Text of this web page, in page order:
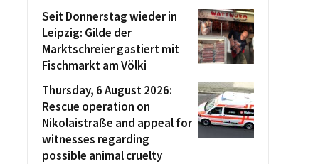
Seit Donnerstag wieder in
Leipzig: Gilde der
Marktschreier gastiert mit
Fischmarkt am Völki
Thursday, 6 August 2026:
Rescue operation on
Nikolaistraße and appeal for
witnesses regarding
possible animal cruelty